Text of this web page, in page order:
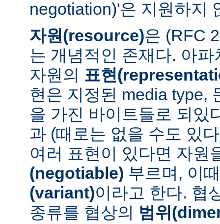
negotiation)'은 지원하지
자원(resource)은 (RFC
는 개념적인 존재다. 아
자원의 표현
현은 지정된 media type,
을 가진 바이트들로 되있
과 (때로는 없을 수도 있
여러 표현이 있다면 자원
(negotiable) 부르며, 이
(variant)이라고 한다. 협
종류를 협상의 범위